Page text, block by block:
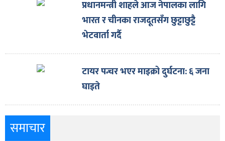
प्रधानमन्त्री शाहले आज नेपालका लागि
भारत र चीनका राजदूतसँग छुट्टाछुट्टै
भेटवार्ता गर्दै
टायर पन्चर भएर माइक्रो दुर्घटना: ६ जना
घाइते
समाचार